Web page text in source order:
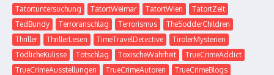
Tatortuntersuchung
TatortWeimar TatortWien
TatortZeit
TedBundy
Terroranschlag Terrorismus
TheSodderChildren
Thriller
ThrillerLesen TimeTravelDetective
TirolerMysterien
TödlicheKulisse
Totschlag ToxischeWahrheit
TrueCrimeAddict
TrueCrimeAusstellungen
TrueCrimeAutoren
TrueCrimeBlogs